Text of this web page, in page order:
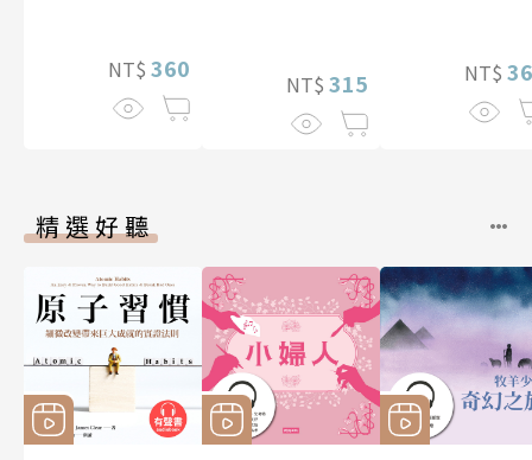
NT$ 360
NT$ 315
動」，遠離小腹
凸出、肩頸僵
硬、慢性疼痛
NT$
精選好聽